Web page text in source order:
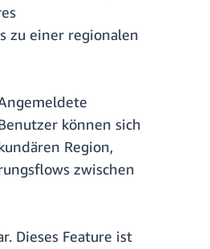
zu einer regionalen
können sich
Region,
zwischen
Dieses Feature ist